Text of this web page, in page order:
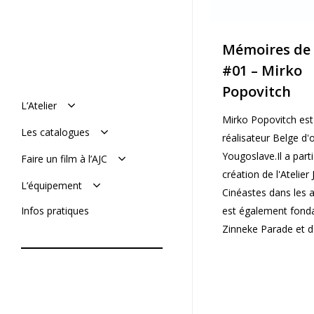
L’Atelier
Manifeste
Histoire : de 1977 à aujourd’hui
L’équipe
Mémoires de l’AJC
Les catalogues
Le catalogue en ligne
Le catalogue vimeo
Faire un film à l’AJC
Soumettre un projet
L’équipement
De tournage
De post-production
Infos pratiques
Mémoires de
#01 – Mirko
Popovitch
Mirko Popovitch
réalisateur Belge
Yougoslave.Il a
création de l'Atelier
Cinéastes dans les
est également
Zinneke Parade et